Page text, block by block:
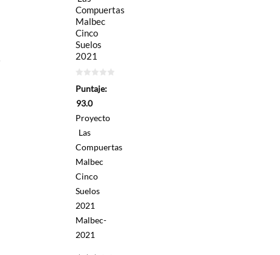
Compuertas
Malbec
Cinco
Suelos
2021
de
Puntaje:
93.0
Proyecto
Las
Compuertas
Malbec
Cinco
Suelos
2021
Malbec-
2021